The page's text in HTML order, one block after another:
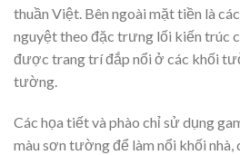
thuần Việt. Bên ngoài mặt tiền là
nguyệt theo đặc trưng lối kiến trúc
được trang trí đắp nổi ở các khối
tường.
Các họa tiết và phào chỉ sử dụng
màu sơn tường để làm nổi khối nhà,